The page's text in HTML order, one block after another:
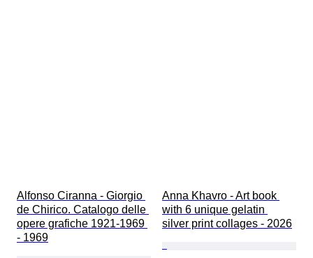
Alfonso Ciranna - Giorgio
de Chirico. Catalogo delle
opere grafiche 1921-1969
- 1969
Anna Khavro - Art book
with 6 unique gelatin
silver print collages - 2026